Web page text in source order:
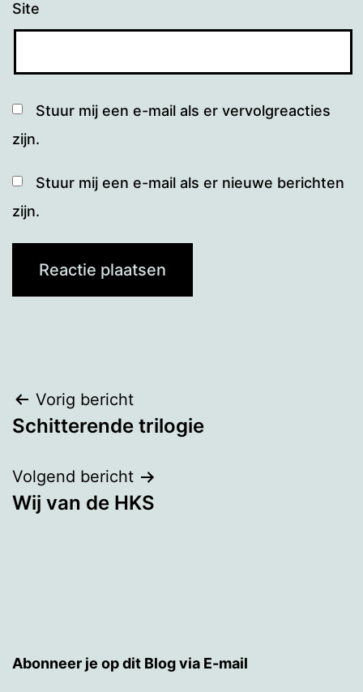
Site
Stuur mij een e-mail als er vervolgreacties
zijn.
Stuur mij een e-mail als er nieuwe berichten
zijn.
Bericht
navigatie
Vorig bericht
Schitterende trilogie
Volgend bericht
Wij van de HKS
Abonneer je op dit Blog via E-mail